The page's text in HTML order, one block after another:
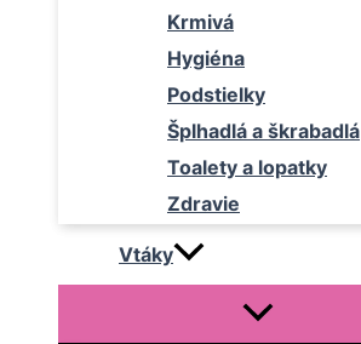
Krmivá
Hygiéna
Podstielky
Šplhadlá a škrabadlá
Toalety a lopatky
Zdravie
Vtáky